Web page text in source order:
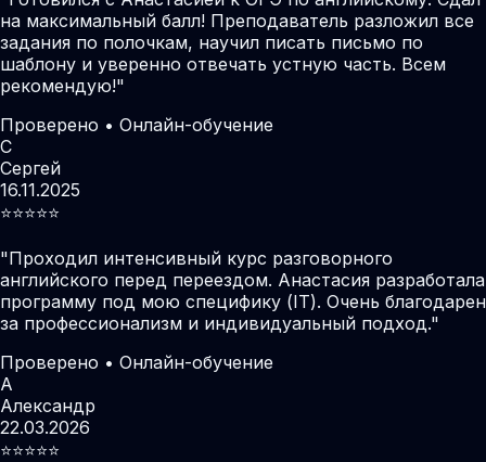
на максимальный балл! Преподаватель разложил все
задания по полочкам, научил писать письмо по
шаблону и уверенно отвечать устную часть. Всем
рекомендую!"
Проверено • Онлайн-обучение
С
Сергей
16.11.2025
⭐️⭐️⭐️⭐️⭐️
"Проходил интенсивный курс разговорного
английского перед переездом. Анастасия разработала
программу под мою специфику (IT). Очень благодарен
за профессионализм и индивидуальный подход."
Проверено • Онлайн-обучение
А
Александр
22.03.2026
⭐️⭐️⭐️⭐️⭐️